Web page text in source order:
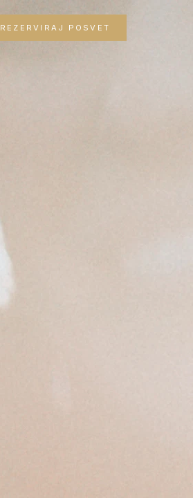
REZERVIRAJ POSVET